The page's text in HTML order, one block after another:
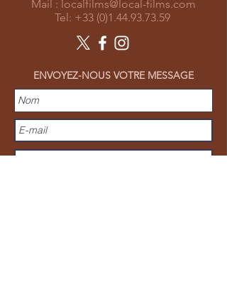
Mail : localfilms@local-films.com
Tel: +33 (0)1.44.93.73.59
ENVOYEZ-NOUS VOTRE MESSAGE